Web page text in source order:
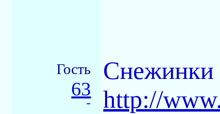
Гость
63
-
Снежинки
http://